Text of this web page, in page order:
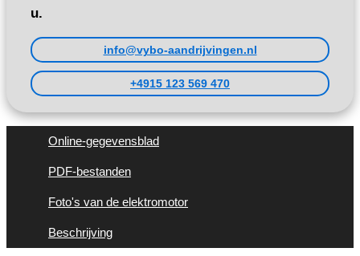
u.
info@vybo-aandrijvingen.nl
+4915 123 569 470
Online-gegevensblad
PDF-bestanden
Foto's van de elektromotor
Beschrijving